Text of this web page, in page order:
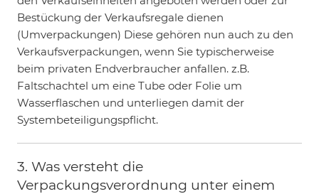
Bestückung der Verkaufsregale dienen
(Umverpackungen) Diese gehören nun auch zu den
Verkaufsverpackungen, wenn Sie typischerweise
beim privaten Endverbraucher anfallen. z.B.
Faltschachtel um eine Tube oder Folie um
Wasserflaschen und unterliegen damit der
Systembeteiligungspflicht.
3. Was versteht die
Verpackungsverordnung unter einem